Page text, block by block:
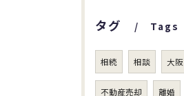
タグ Tags
相続 相談 大阪
不動産売却 離婚